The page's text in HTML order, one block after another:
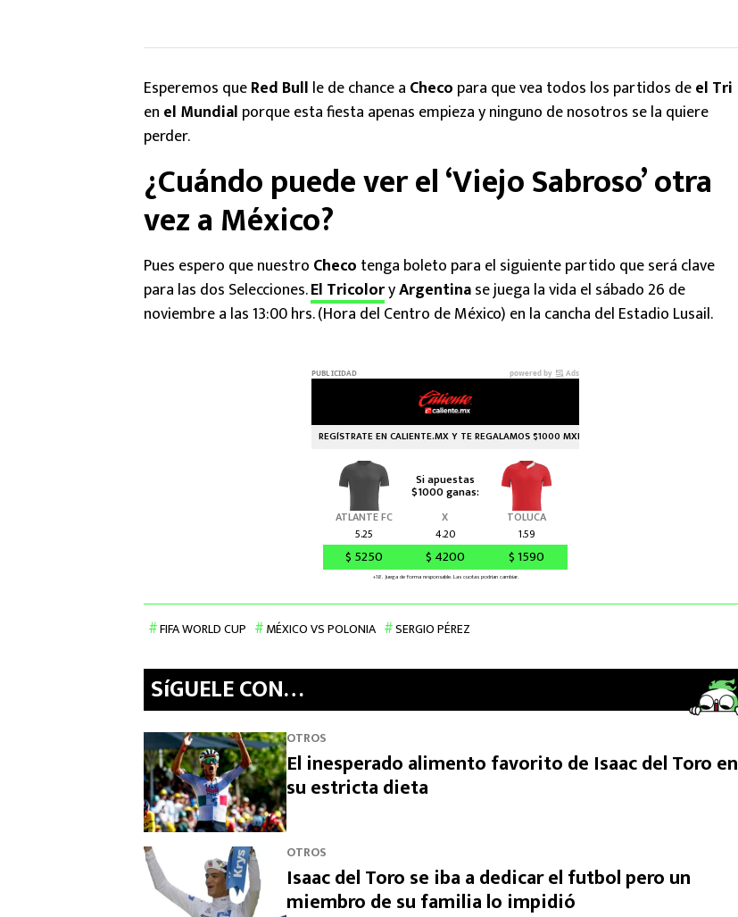
Esperemos queRed Bull le de chance a Checo para que vea todos los partidos deel Tri
en el Mundial porque esta fiesta apenas empieza y ninguno de nosotros se la quiere
perder.
¿Cuándo puede ver el ‘Viejo Sabroso’ otra
vez a México?
Pues espero que nuestro Checo tenga boleto para el siguiente partido que será clave
para las dos Selecciones.El TricoloryArgentinase juega la vida el sábado 26 de
noviembre a las 13:00 hrs. (Hora del Centro de México) en la cancha del Estadio Lusail.
FIFA WORLD CUP MÉXICO VS POLONIA SERGIO PÉREZ
SíGUELE CON…
OTROS
El inesperado alimento favorito de Isaac del Toro en
su estricta dieta
OTROS
Isaac del Toro se iba a dedicar el futbol pero un
miembro de su familia lo impidió